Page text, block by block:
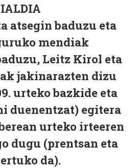
atsegin baduzu eta
mendiak
Leitz Kirol eta
jakinarazten dizu
urteko bazkide eta
duenentzat) egitera
urteko irteeren
dugu (prentsan eta
da).